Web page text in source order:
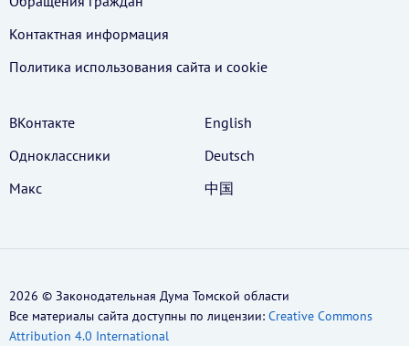
Контактная информация
Политика использования cайта и cookie
ВКонтакте
Одноклассники
Макс
English
Deutsch
中国
2026 © Законодательная Дума Томской области
Все материалы сайта доступны по лицензии: Creative Commons
Attribution 4.0 International